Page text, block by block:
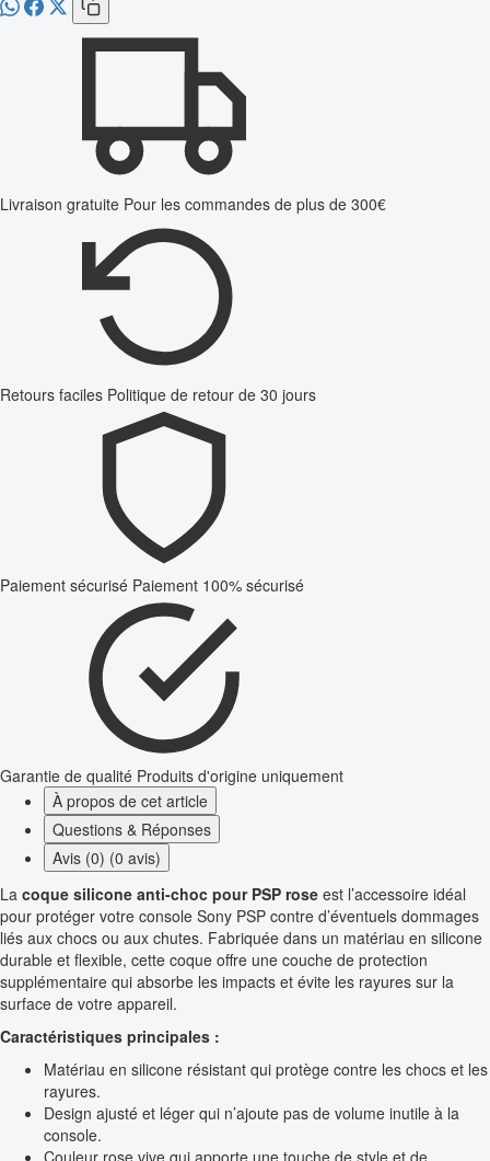
Livraison gratuite Pour les commandes de plus de 300€
Retours faciles Politique de retour de 30 jours
Paiement sécurisé Paiement 100% sécurisé
Garantie de qualité Produits d'origine uniquement
À propos de cet article
Questions & Réponses
Avis (0) (0 avis)
La coque silicone anti-choc pour PSP rose est l’accessoire idéal
pour protéger votre console Sony PSP contre d’éventuels dommages
liés aux chocs ou aux chutes. Fabriquée dans un matériau en silicone
durable et flexible, cette coque offre une couche de protection
supplémentaire qui absorbe les impacts et évite les rayures sur la
surface de votre appareil.
Caractéristiques principales :
Matériau en silicone résistant qui protège contre les chocs et les
rayures.
Design ajusté et léger qui n’ajoute pas de volume inutile à la
console.
Couleur rose vive qui apporte une touche de style et de